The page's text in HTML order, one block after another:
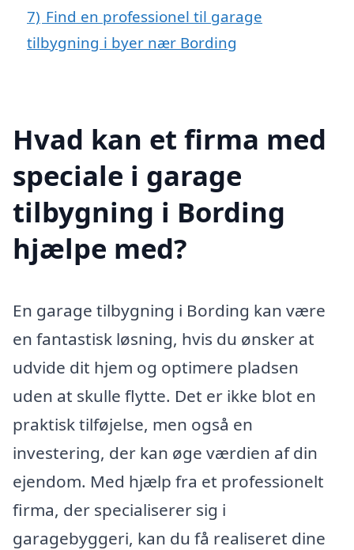
7) Find en professionel til garage
tilbygning i byer nær Bording
Hvad kan et firma med
speciale i garage
tilbygning i Bording
hjælpe med?
En garage tilbygning i Bording kan være
en fantastisk løsning, hvis du ønsker at
udvide dit hjem og optimere pladsen
uden at skulle flytte. Det er ikke blot en
praktisk tilføjelse, men også en
investering, der kan øge værdien af din
ejendom. Med hjælp fra et professionelt
firma, der specialiserer sig i
garagebyggeri, kan du få realiseret dine